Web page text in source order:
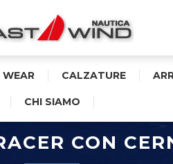
WEAR CALZATURE
CHI SIAMO
CON